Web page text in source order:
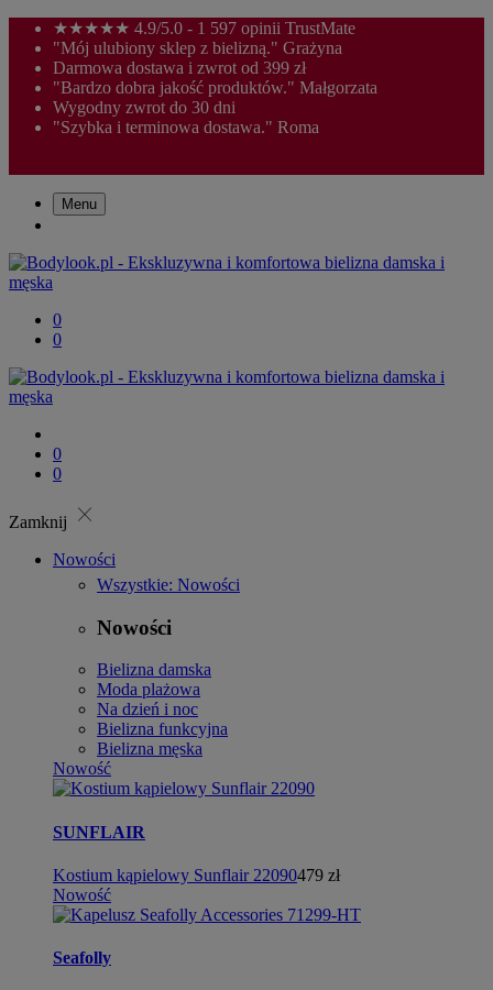
★★★★★ 4.9/5.0 - 1 597 opinii TrustMate
"Mój ulubiony sklep z bielizną." Grażyna
Darmowa dostawa i zwrot od 399 zł
"Bardzo dobra jakość produktów." Małgorzata
Wygodny zwrot do 30 dni
"Szybka i terminowa dostawa." Roma
Menu
0
0
0
0
Zamknij close
Nowości
Wszystkie: Nowości
Nowości
Bielizna damska
Moda plażowa
Na dzień i noc
Bielizna funkcyjna
Bielizna męska
Nowość
SUNFLAIR
Kostium kąpielowy Sunflair 22090479 zł
Nowość
Seafolly